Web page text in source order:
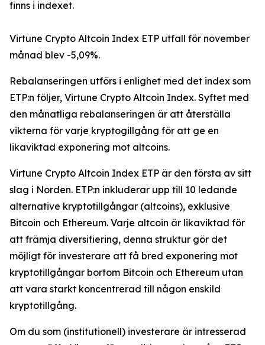
finns i indexet.
Virtune Crypto Altcoin Index ETP utfall för november
månad blev -5,09%.
Rebalanseringen utförs i enlighet med det index som
ETP:n följer, Virtune Crypto Altcoin Index. Syftet med
den månatliga rebalanseringen är att återställa
vikterna för varje kryptogillgång för att ge en
likaviktad exponering mot altcoins.
Virtune Crypto Altcoin Index ETP är den första av sitt
slag i Norden. ETP:n inkluderar upp till 10 ledande
alternative kryptotillgångar (altcoins), exklusive
Bitcoin och Ethereum. Varje altcoin är likaviktad för
att främja diversifiering, denna struktur gör det
möjligt för investerare att få bred exponering mot
kryptotillgångar bortom Bitcoin och Ethereum utan
att vara starkt koncentrerad till någon enskild
kryptotillgång.
Om du som (institutionell) investerare är intresserad